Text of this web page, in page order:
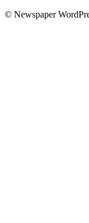
© Newspaper